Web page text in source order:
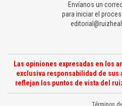
Envíanos un
para iniciar el
Las opiniones expresadas en los
exclusiva responsabilidad de sus
reflejan los puntos de vista del